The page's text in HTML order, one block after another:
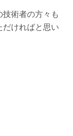
術者の方々も
ければと思い